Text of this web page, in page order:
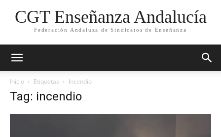
CGT Enseñanza Andalucía
Federación Andaluza de Sindicatos de Enseñanza
Inicio Etiquetas Incendio
Tag: incendio